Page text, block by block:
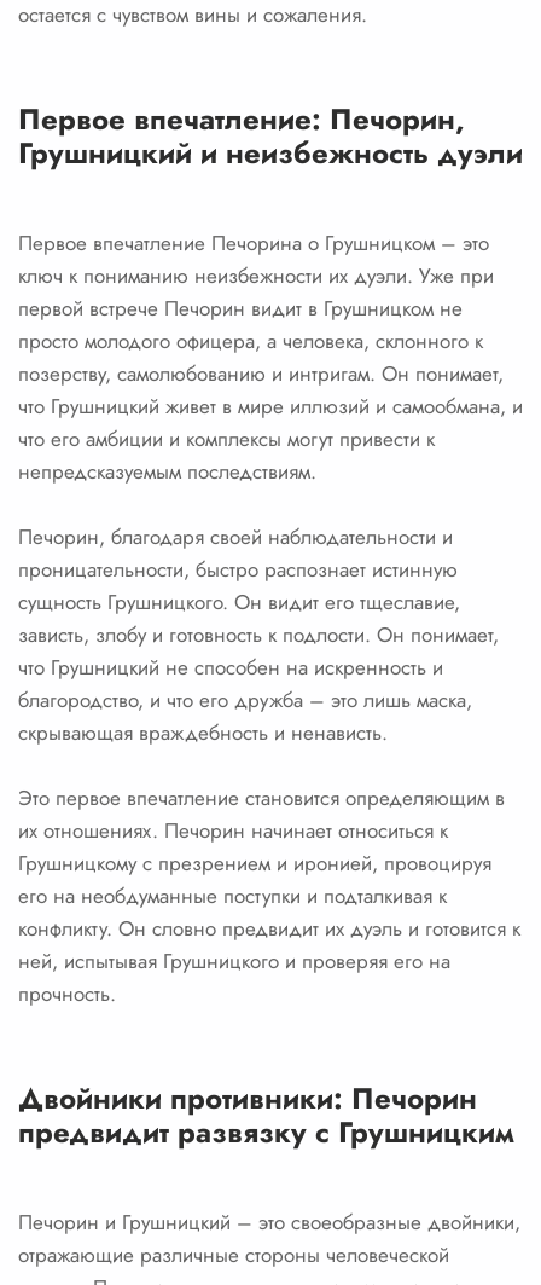
остается с чувством вины и сожаления.
Первое впечатление: Печорин,
Грушницкий и неизбежность дуэли
Первое впечатление Печорина о Грушницком – это
ключ к пониманию неизбежности их дуэли. Уже при
первой встрече Печорин видит в Грушницком не
просто молодого офицера, а человека, склонного к
позерству, самолюбованию и интригам. Он понимает,
что Грушницкий живет в мире иллюзий и самообмана, и
что его амбиции и комплексы могут привести к
непредсказуемым последствиям.
Печорин, благодаря своей наблюдательности и
проницательности, быстро распознает истинную
сущность Грушницкого. Он видит его тщеславие,
зависть, злобу и готовность к подлости. Он понимает,
что Грушницкий не способен на искренность и
благородство, и что его дружба – это лишь маска,
скрывающая враждебность и ненависть.
Это первое впечатление становится определяющим в
их отношениях. Печорин начинает относиться к
Грушницкому с презрением и иронией, провоцируя
его на необдуманные поступки и подталкивая к
конфликту. Он словно предвидит их дуэль и готовится к
ней, испытывая Грушницкого и проверяя его на
прочность.
Двойники противники: Печорин
предвидит развязку с Грушницким
Печорин и Грушницкий – это своеобразные двойники,
отражающие различные стороны человеческой